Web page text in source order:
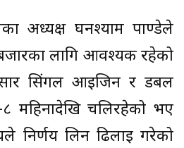
अध्यक्ष घनश्याम पाण्डेले
लागि आवश्यक रहेको
सिंगल आइजिन र डबल
महिनादेखि चलिरहेको भए
निर्णय लिन ढिलाइ गरेको